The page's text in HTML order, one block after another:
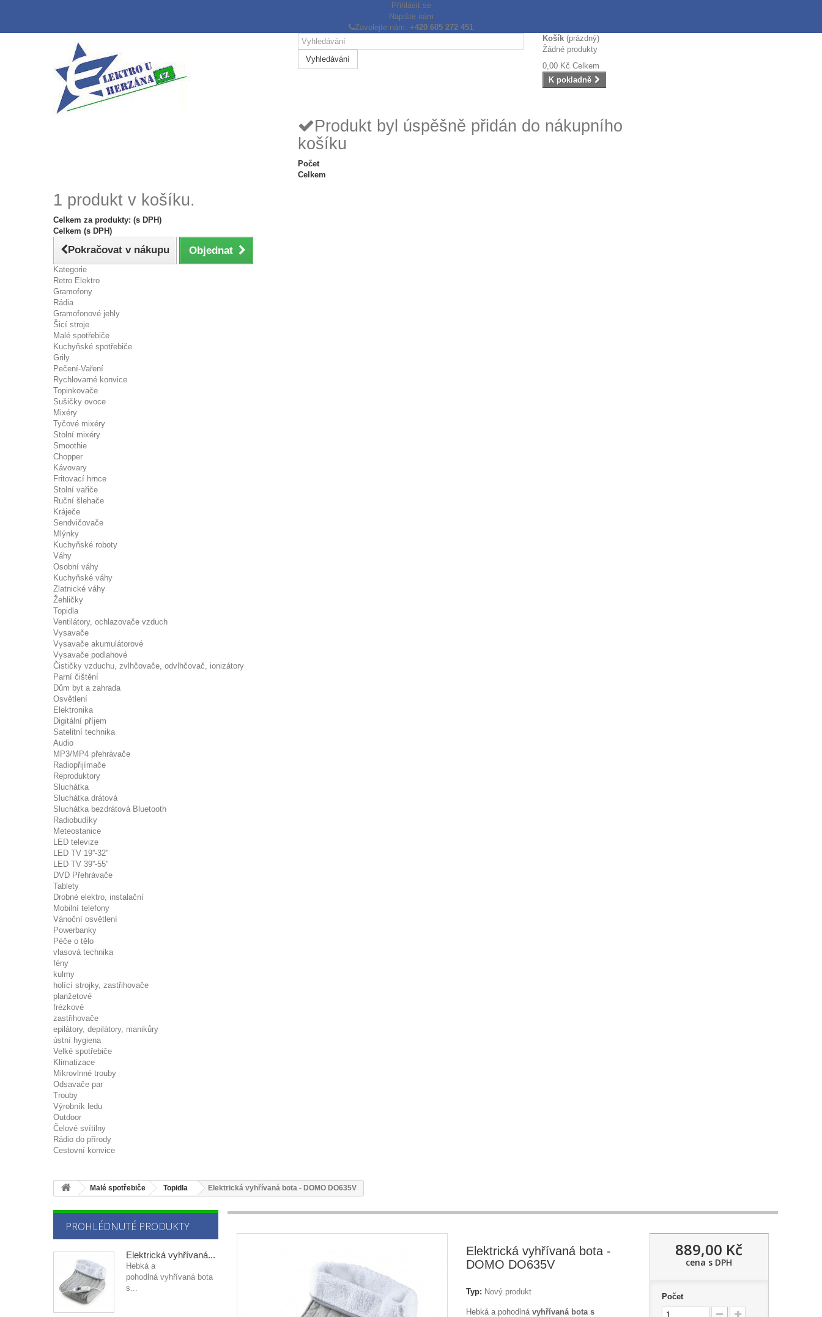
Přihlásit se
Napište nám
Zavolejte nám: +420 605 272 451
Vyhledávání
Košík (prázdný)
Žádné produkty
0,00 Kč Celkem
K pokladně
Produkt byl úspěšně přidán do nákupního
košíku
Počet
Celkem
1 produkt v košíku.
Celkem za produkty: (s DPH)
Celkem (s DPH)
Pokračovat v nákupu Objednat
Kategorie
Retro Elektro
Gramofony
Rádia
Gramofonové jehly
Šicí stroje
Malé spotřebiče
Kuchyňské spotřebiče
Grily
Pečení-Vaření
Rychlovarné konvice
Topinkovače
Sušičky ovoce
Mixéry
Tyčové mixéry
Stolní mixéry
Smoothie
Chopper
Kávovary
Fritovací hrnce
Stolní vařiče
Ruční šlehače
Kráječe
Sendvičovače
Mlýnky
Kuchyňské roboty
Váhy
Osobní váhy
Kuchyňské váhy
Zlatnické váhy
Žehličky
Topidla
Ventilátory, ochlazovače vzduch
Vysavače
Vysavače akumulátorové
Vysavače podlahové
Čističky vzduchu, zvlhčovače, odvlhčovač, ionizátory
Parní čištění
Dům byt a zahrada
Osvětlení
Elektronika
Digitální příjem
Satelitní technika
Audio
MP3/MP4 přehrávače
Radiopřijímače
Reproduktory
Sluchátka
Sluchátka drátová
Sluchátka bezdrátová Bluetooth
Radiobudíky
Meteostanice
LED televize
LED TV 19''-32''
LED TV 39''-55''
DVD Přehrávače
Tablety
Drobné elektro, instalační
Mobilní telefony
Vánoční osvětlení
Powerbanky
Péče o tělo
vlasová technika
fény
kulmy
holící strojky, zastřihovače
planžetové
frézkové
zastřihovače
epilátory, depilátory, manikůry
ústní hygiena
Velké spotřebiče
Klimatizace
Mikrovlnné trouby
Odsavače par
Trouby
Výrobník ledu
Outdoor
Čelové svítilny
Rádio do přírody
Cestovní konvice
Malé spotřebiče Topidla Elektrická vyhřívaná bota - DOMO DO635V
PROHLÉDNUTÉ PRODUKTY
Elektrická vyhřívaná...
Hebká a
pohodlná vyhřívaná bota
s...
Elektrická vyhřívaná bota -
DOMO DO635V
Typ: Nový produkt
Hebká a pohodlná vyhřívaná bota s
889,00 Kč
cena s DPH
Počet